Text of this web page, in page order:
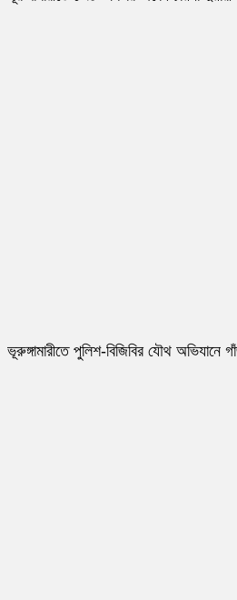
ভূরুঙ্গামারীতে পুলিশ-বিজিবির যৌথ অভিযানে